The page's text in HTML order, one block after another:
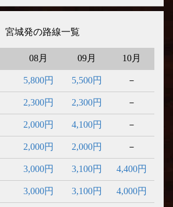
宮城発の路線一覧
08月 09月 10月
5,800円 5,500円 －
2,300円 2,300円 －
2,000円 4,100円 －
2,000円 2,000円 －
3,000円 3,100円 4,400円
3,000円 3,100円 4,000円